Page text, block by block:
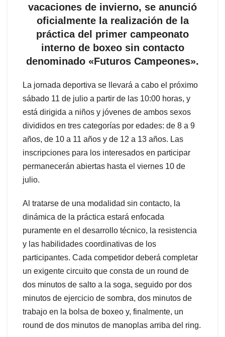
vacaciones de invierno, se anunció
oficialmente la realización de la
práctica del primer campeonato
interno de boxeo sin contacto
denominado «Futuros Campeones».
La jornada deportiva se llevará a cabo el próximo
sábado 11 de julio a partir de las 10:00 horas, y
está dirigida a niños y jóvenes de ambos sexos
divididos en tres categorías por edades: de 8 a 9
años, de 10 a 11 años y de 12 a 13 años. Las
inscripciones para los interesados en participar
permanecerán abiertas hasta el viernes 10 de
julio.
Al tratarse de una modalidad sin contacto, la
dinámica de la práctica estará enfocada
puramente en el desarrollo técnico, la resistencia
y las habilidades coordinativas de los
participantes. Cada competidor deberá completar
un exigente circuito que consta de un round de
dos minutos de salto a la soga, seguido por dos
minutos de ejercicio de sombra, dos minutos de
trabajo en la bolsa de boxeo y, finalmente, un
round de dos minutos de manoplas arriba del ring.